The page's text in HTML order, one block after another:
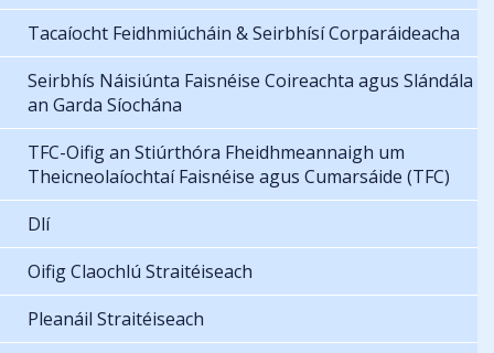
Tacaíocht Feidhmiúcháin & Seirbhísí Corparáideacha
Seirbhís Náisiúnta Faisnéise Coireachta agus Slándála
an Garda Síochána
TFC-Oifig an Stiúrthóra Fheidhmeannaigh um
Theicneolaíochtaí Faisnéise agus Cumarsáide (TFC)
Dlí
Oifig Claochlú Straitéiseach
Pleanáil Straitéiseach